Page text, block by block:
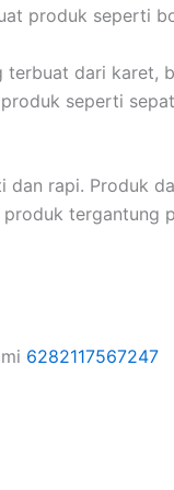
produk seperti
dari karet,
seperti
dan rapi. Produk
tergantung
6282117567247